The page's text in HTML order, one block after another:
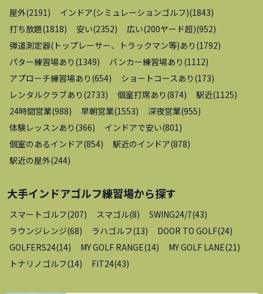
屋外(2191) インドア(シミュレーションゴルフ)(1843)
打ち放題(1818) 安い(2352) 広い(200ヤード超)(952)
弾道測定器(トップレーサー、トラックマン等)あり (1792)
パター練習場あり (1349) バンカー練習場あり (1112)
アプローチ練習場あり (654) ショートコースあり (173)
レンタルクラブあり (2733) 個室打席あり (874) 駅近(1125)
24時間営業(988) 早朝営業(1553) 深夜営業(955)
体験レッスンあり (366) インドアで安い(801)
個室のあるインドア(854) 駅近のインドア(878)
駅近の屋外(244)
大手インドアゴルフ練習場から探す
スマートゴルフ(207) スマゴル(8) SWING24/7(43)
ラウンジレンジ(68) ラハゴルフ(13) DOOR TO GOLF(24)
GOLFERS24(14) MY GOLF RANGE(14) MY GOLF LANE(21)
トナリノゴルフ(14) FiT24(43)